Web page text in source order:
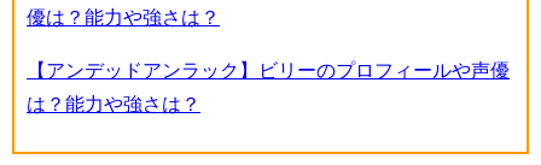
優は？能力や強さは？
【アンデッドアンラック】ビリーのプロフィールや声優
は？能力や強さは？